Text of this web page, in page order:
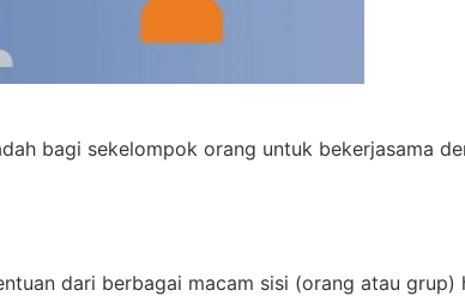
bagi sekelompok orang untuk bekerjasama
dari berbagai macam sisi (orang atau